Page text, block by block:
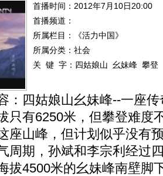
首播时间：2012年7月10日20:00
首播频道：
所属栏目：
《活力中国》
所属分类：社会
关 键 字： 四姑娘山 幺妹峰 攀登
：四姑娘山幺妹峰--一座
只有6250米，但攀登难度
座山峰，但计划似乎没有
周期，孙斌和李宗利经过
拔4500米的幺妹峰南壁脚